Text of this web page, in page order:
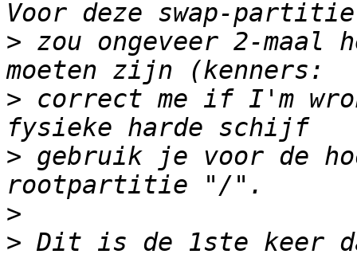
> zou ongeveer 2-maal
> correct me if I'm
> gebruik je voor de
>
> Dit is de 1ste keer